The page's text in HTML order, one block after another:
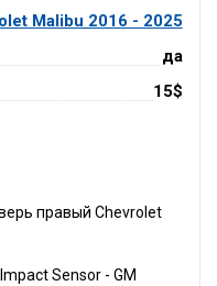
Malibu 2016 - 2025
да
15$
правый Chevrolet
Sensor - GM